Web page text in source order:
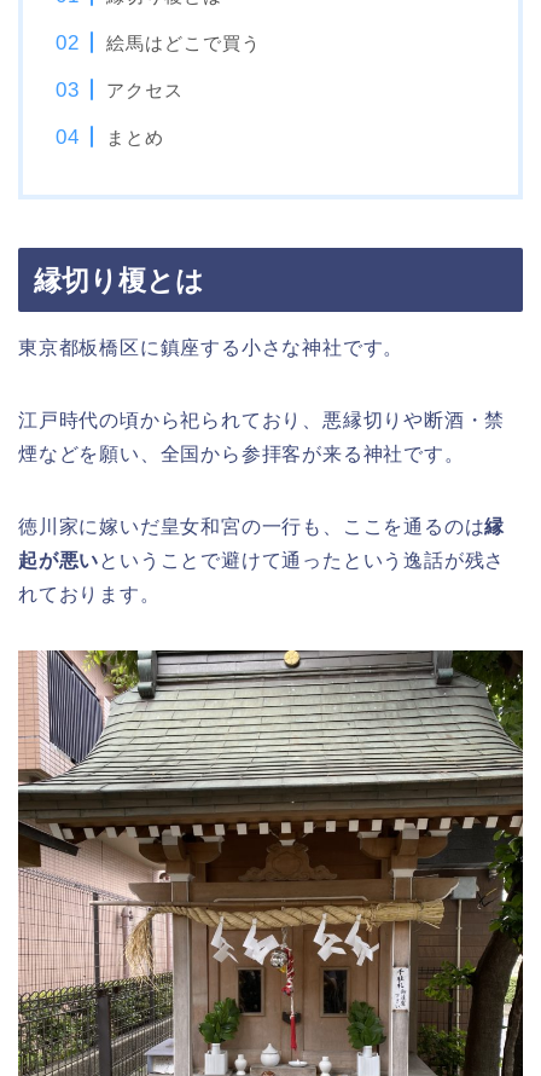
絵馬はどこで買う
アクセス
まとめ
縁切り榎とは
東京都板橋区に鎮座する小さな神社です。
江戸時代の頃から祀られており、悪縁切りや断酒・禁
煙などを願い、全国から参拝客が来る神社です。
徳川家に嫁いだ皇女和宮の一行も、ここを通るのは縁
起が悪いということで避けて通ったという逸話が残さ
れております。